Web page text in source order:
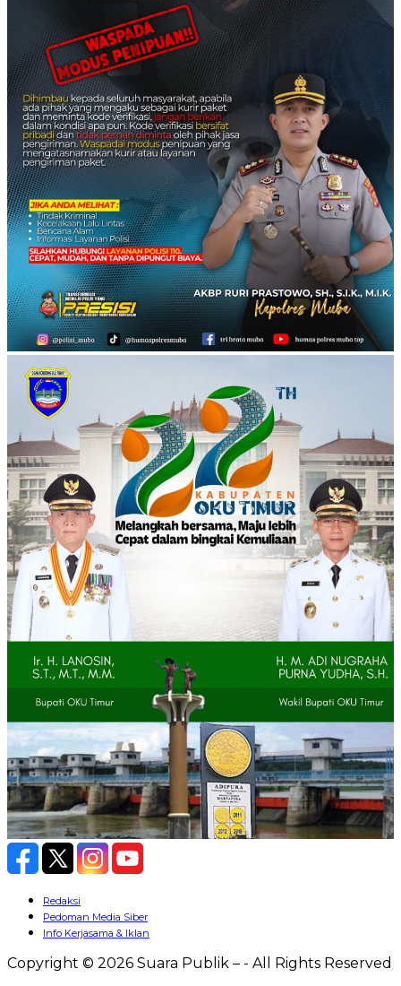
Redaksi
Pedoman Media Siber
Info Kerjasama & Iklan
Copyright © 2026 Suara Publik – - All Rights Reserved